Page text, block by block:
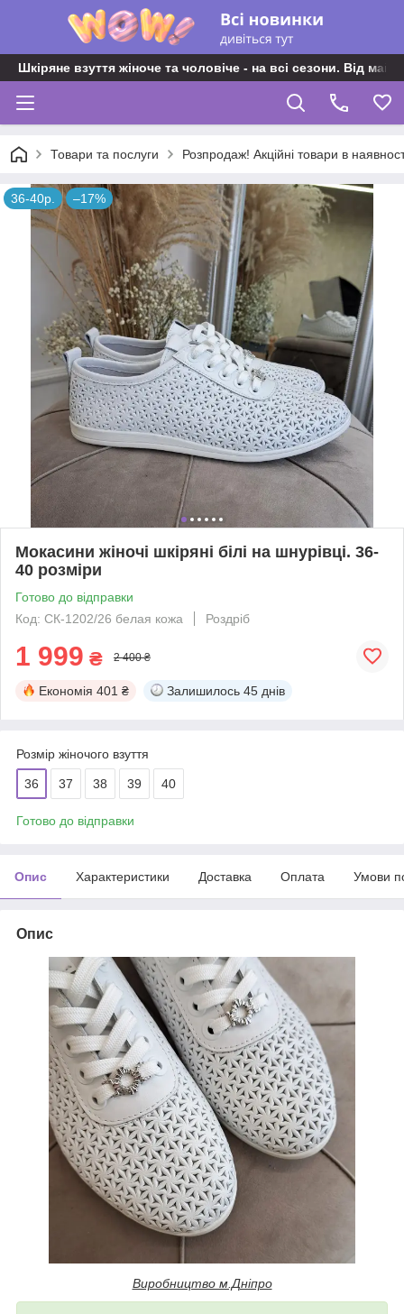
Шкіряне взуття жіноче та чоловіче - на всі сезони. Від
Товари та послуги Розпродаж! Акційні товари в
36-40р. –17%
Мокасини жіночі шкіряні білі на шнурівці. 36-
40 розміри
Готово до відправки
Код: СК-1202/26 белая кожа
Роздріб
1 999 ₴ 2 400 ₴
Економія 401 ₴ Залишилось 45 днів
Розмір жіночого взуття
36 37 38 39 40
Готово до відправки
Опис Характеристики Доставка Оплата Умови
Опис
Виробництво м.Дніпро